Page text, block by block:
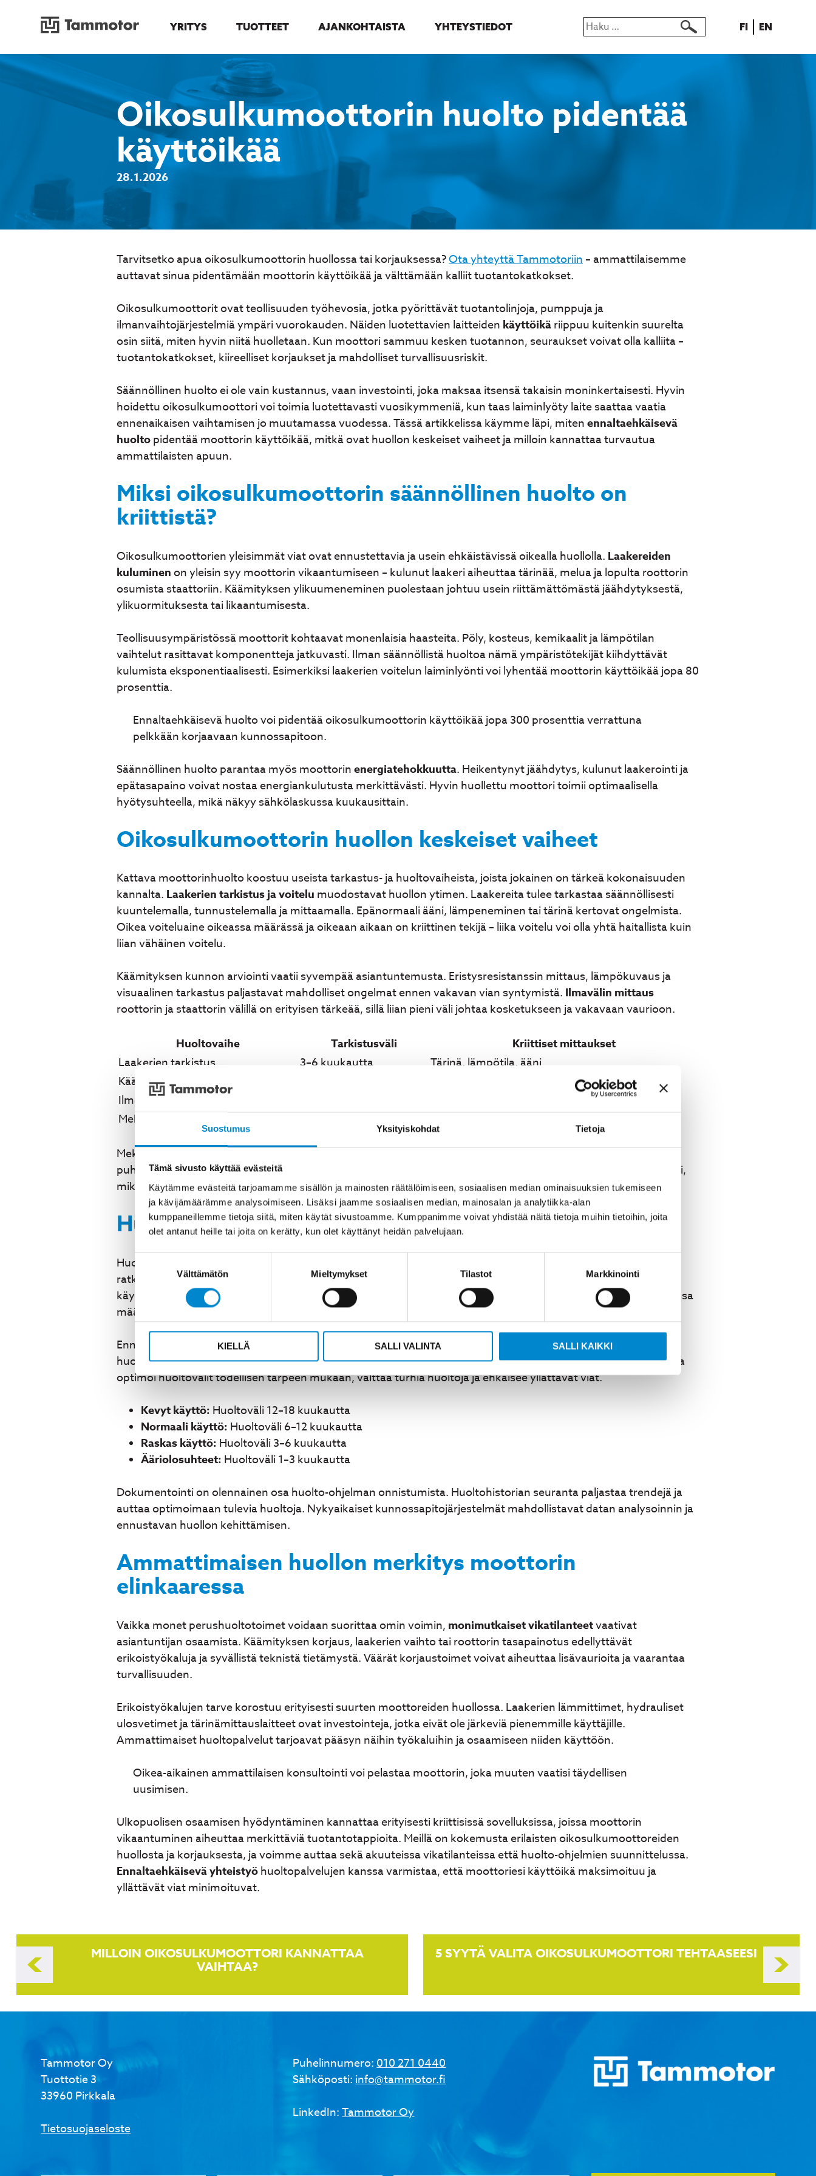
Suostumus Yksityiskohdat Tietoja
Tämä sivusto käyttää evästeitä
Käytämme evästeitä tarjoamamme sisällön ja mainosten räätälöimiseen, sosiaalisen median ominaisuuksien tukemiseen
ja kävijämäärämme analysoimiseen. Lisäksi jaamme sosiaalisen median, mainosalan ja analytiikka-alan
kumppaneillemme tietoja siitä, miten käytät sivustoamme. Kumppanimme voivat yhdistää näitä tietoja muihin tietoihin, joita
olet antanut heille tai joita on kerätty, kun olet käyttänyt heidän palvelujaan.
Suostumuksen
Välttämätön Mieltymykset Tilastot Markkinointi
KIELLÄ SALLI VALINTA SALLI KAIKKI
Siirry
sisältöön
YRITYS TUOTTEET AJANKOHTAISTA YHTEYSTIEDOT Haku: SUOMI
FI ENGLISH
EN
Oikosulkumoottorin huolto pidentää
käyttöikää
28.1.2026
Tarvitsetko apua oikosulkumoottorin huollossa tai korjauksessa?Ota yhteyttä Tammotoriin– ammattilaisemme
auttavat sinua pidentämään moottorin käyttöikää ja välttämään kalliit tuotantokatkokset.
Oikosulkumoottorit ovat teollisuuden työhevosia, jotka pyörittävät tuotantolinjoja, pumppuja ja
ilmanvaihtojärjestelmiä ympäri vuorokauden. Näiden luotettavien laitteiden käyttöikäriippuu kuitenkin suurelta
osin siitä, miten hyvin niitä huolletaan. Kun moottori sammuu kesken tuotannon, seuraukset voivat olla kalliita –
tuotantokatkokset, kiireelliset korjaukset ja mahdolliset turvallisuusriskit.
Säännöllinen huolto ei ole vain kustannus, vaan investointi, joka maksaa itsensä takaisin moninkertaisesti. Hyvin
hoidettu oikosulkumoottori voi toimia luotettavasti vuosikymmeniä, kun taas laiminlyöty laite saattaa vaatia
ennenaikaisen vaihtamisen jo muutamassa vuodessa. Tässä artikkelissa käymme läpi, mitenennaltaehkäisevä
huoltopidentää moottorin käyttöikää, mitkä ovat huollon keskeiset vaiheet ja milloin kannattaa turvautua
ammattilaisten apuun.
Miksi oikosulkumoottorin säännöllinen huolto on
kriittistä?
Oikosulkumoottorien yleisimmät viat ovat ennustettavia ja usein ehkäistävissä oikealla huollolla. Laakereiden
kuluminenon yleisin syy moottorin vikaantumiseen – kulunut laakeri aiheuttaa tärinää, melua ja lopulta roottorin
osumista staattoriin. Käämityksen ylikuumeneminen puolestaan johtuu usein riittämättömästä jäähdytyksestä,
ylikuormituksesta tai likaantumisesta.
Teollisuusympäristössä moottorit kohtaavat monenlaisia haasteita. Pöly, kosteus, kemikaalit ja lämpötilan
vaihtelut rasittavat komponentteja jatkuvasti. Ilman säännöllistä huoltoa nämä ympäristötekijät kiihdyttävät
kulumista eksponentiaalisesti. Esimerkiksi laakerien voitelun laiminlyönti voi lyhentää moottorin käyttöikää jopa 80
prosenttia.
Ennaltaehkäisevä huolto voi pidentää oikosulkumoottorin käyttöikää jopa 300 prosenttia verrattuna
pelkkään korjaavaan kunnossapitoon.
Säännöllinen huolto parantaa myös moottorinenergiatehokkuutta. Heikentynyt jäähdytys, kulunut laakerointi ja
epätasapaino voivat nostaa energiankulutusta merkittävästi. Hyvin huollettu moottori toimii optimaalisella
hyötysuhteella, mikä näkyy sähkölaskussa kuukausittain.
Oikosulkumoottorin huollon keskeiset vaiheet
Kattava moottorinhuolto koostuu useista tarkastus- ja huoltovaiheista, joista jokainen on tärkeä kokonaisuuden
kannalta. Laakerien tarkistus ja voitelu muodostavat huollon ytimen. Laakereita tulee tarkastaa säännöllisesti
kuuntelemalla, tunnustelemalla ja mittaamalla. Epänormaali ääni, lämpeneminen tai tärinä kertovat ongelmista.
Oikea voiteluaine oikeassa määrässä ja oikeaan aikaan on kriittinen tekijä – liika voitelu voi olla yhtä haitallista kuin
liian vähäinen voitelu.
Käämityksen kunnon arviointi vaatii syvempää asiantuntemusta. Eristysresistanssin mittaus, lämpökuvaus ja
visuaalinen tarkastus paljastavat mahdolliset ongelmat ennen vakavan vian syntymistä. Ilmavälin mittaus
roottorin ja staattorin välillä on erityisen tärkeää, sillä liian pieni väli johtaa kosketukseen ja vakavaan vaurioon.
Huoltovaihe Tarkistusväli Kriittiset mittaukset
Laakerien tarkistus 3–6 kuukautta
Tärinä, lämpötila, ääni
Käämityksen testaus
Eristysresistanssi, lämpökuvaus
Ilmavälin mittaus
Mekaaninen tarkistus
Mekaanisten osien huolto sisältää kiinnityspulttien tarkistuksen sekä tuuletinsiipien ja jäähdytysripojen
puhdistuksen ja tarkastuksen. Likaantuneet jäähdytysrivat voivat nostaa moottorin käyttölämpötilaa kriittisesti,
mikä lyhentää käämityksen käyttöikää merkittävästi.
Huoltoaikataulujen optimointi teollisuuskäytössä
Huoltovälin määrittäminen ei ole yksiselitteistä, vaan riippuu monista tekijöistä.
ratkaisevasti: pölyisessä ympäristössä toimiva moottori tarvitsee tiheämpää huoltoa kuin puhtaassa tilassa
käytettävä. Kuormituksen määrä ja vaihtelevuus, ympäristön lämpötila ja kosteus sekä käyntiaika vuorokaudessa
määrittävät huoltotarpeen.
Ennakoivan kunnossapidon hyödyt tulevat esiin erityisesti suurissa teollisuuslaitoksissa. Kuntoon perustuva
huolto (CBM) hyödyntää jatkuvaa valvontaa ja mittauksia huoltotarpeen määrittämisessä. Tämä lähestymistapa
optimoi huoltovälit todellisen tarpeen mukaan, välttää turhia huoltoja ja ehkäisee yllättävät viat.
Kevyt käyttö: Huoltoväli 12–18 kuukautta
Normaali käyttö: Huoltoväli 6–12 kuukautta
Raskas käyttö: Huoltoväli 3–6 kuukautta
Ääriolosuhteet: Huoltoväli 1–3 kuukautta
Dokumentointi on olennainen osa huolto-ohjelman onnistumista. Huoltohistorian seuranta paljastaa trendejä ja
auttaa optimoimaan tulevia huoltoja. Nykyaikaiset kunnossapitojärjestelmät mahdollistavat datan analysoinnin ja
ennustavan huollon kehittämisen.
Ammattimaisen huollon merkitys moottorin
elinkaaressa
Vaikka monet perushuoltotoimet voidaan suorittaa omin voimin, monimutkaiset vikatilanteetvaativat
asiantuntijan osaamista. Käämityksen korjaus, laakerien vaihto tai roottorin tasapainotus edellyttävät
erikoistyökaluja ja syvällistä teknistä tietämystä. Väärät korjaustoimet voivat aiheuttaa lisävaurioita ja vaarantaa
turvallisuuden.
Erikoistyökalujen tarve korostuu erityisesti suurten moottoreiden huollossa. Laakerien lämmittimet, hydrauliset
ulosvetimet ja tärinämittauslaitteet ovat investointeja, jotka eivät ole järkeviä pienemmille käyttäjille.
Ammattimaiset huoltopalvelut tarjoavat pääsyn näihin työkaluihin ja osaamiseen niiden käyttöön.
Oikea-aikainen ammattilaisen konsultointi voi pelastaa moottorin, joka muuten vaatisi täydellisen
uusimisen.
Ulkopuolisen osaamisen hyödyntäminen kannattaa erityisesti kriittisissä sovelluksissa, joissa moottorin
vikaantuminen aiheuttaa merkittäviä tuotantotappioita. Meillä on kokemusta erilaisten oikosulkumoottoreiden
huollosta ja korjauksesta, ja voimme auttaa sekä akuuteissa vikatilanteissa että huolto-ohjelmien suunnittelussa.
Ennaltaehkäisevä yhteistyöhuoltopalvelujen kanssa varmistaa, että moottoriesi käyttöikä maksimoituu ja
yllättävät viat minimoituvat.
Artikkelien
selaus
MILLOIN OIKOSULKUMOOTTORI KANNATTAA
VAIHTAA?
5 SYYTÄ VALITA OIKOSULKUMOOTTORI TEHTAASEESI
Tammotor Oy
Tuottotie 3
33960 Pirkkala
Tietosuojaseloste
Puhelinnumero:010 271 0440
Sähköposti:info@tammotor.fi
LinkedIn:Tammotor Oy
Puhelinnumero Sähköpostiosoite